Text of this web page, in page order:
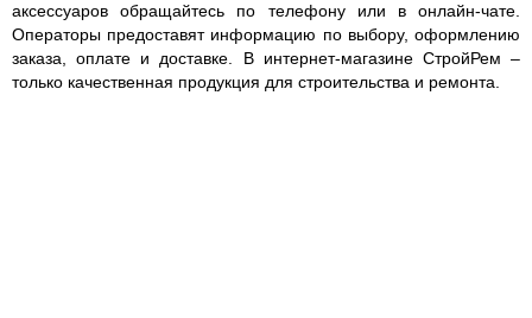
аксессуаров обращайтесь по телефону или в онлайн-чате.
Операторы предоставят информацию по выбору, оформлению
заказа, оплате и доставке. В интернет-магазине СтройРем –
только качественная продукция для строительства и ремонта.